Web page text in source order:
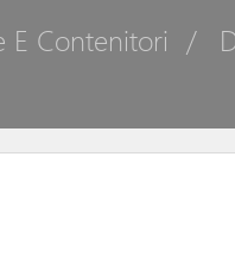
E Contenitori